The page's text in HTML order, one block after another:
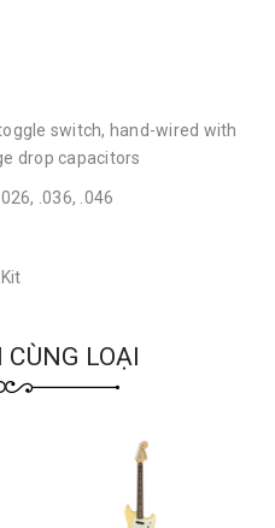
switch, hand-wired with
drop capacitors
.036, .046
LOẠI